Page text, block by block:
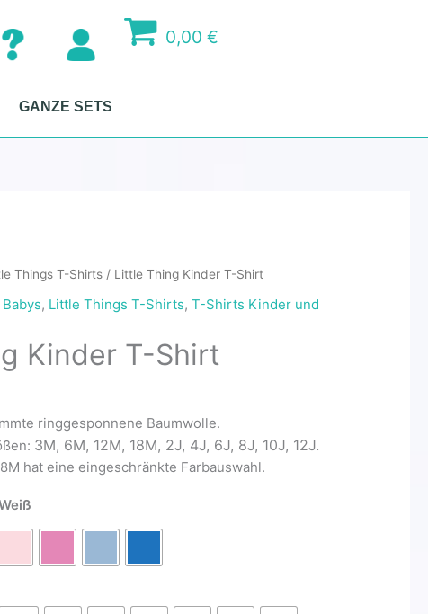
0,00 €
GANZE SETS
Things T-Shirts / Little Thing Kinder T-Shirt
, Little Things T-Shirts,T-Shirts Kinder und
Kinder T-Shirt
ringgesponnene Baumwolle.
3M, 6M, 12M, 18M, 2J, 4J, 6J, 8J, 10J, 12J.
hat eine eingeschränkte Farbauswahl.